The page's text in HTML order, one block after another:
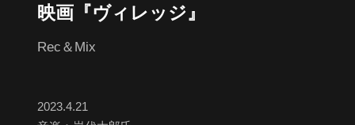
映画『ヴィレッジ』
Rec＆Mix
2023.4.21